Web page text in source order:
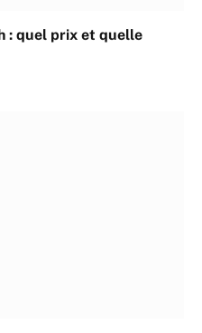
: quel prix et quelle